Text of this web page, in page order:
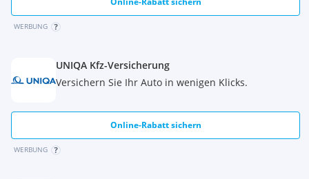
WERBUNG
UNIQA Kfz-Versicherung
Versichern Sie Ihr Auto in wenigen Klicks.
Online-Rabatt sichern
WERBUNG